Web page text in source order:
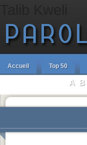
Accueil Top 50
A B